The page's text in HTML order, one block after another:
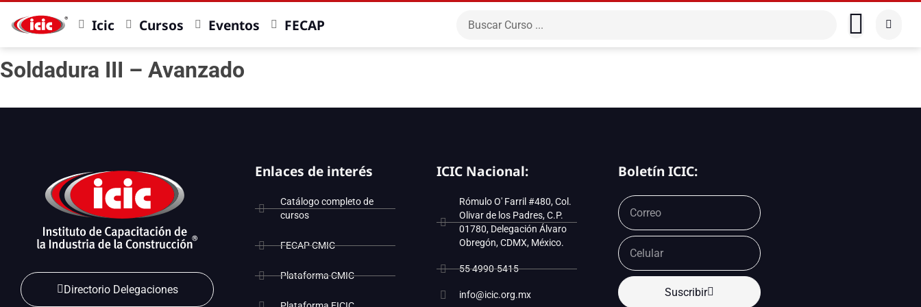
Icic Cursos Eventos FECAP
Soldadura III – Avanzado
Directorio Delegaciones
Enlaces de interés
Catálogo completo de
cursos
FECAP CMIC
Plataforma CMIC
ICIC Nacional:
Rómulo O' Farril #480, Col.
Olivar de los Padres, C.P.
01780, Delegación Álvaro
Obregón, CDMX, México.
55 4990-5415
info@icic.org.mx
Boletín ICIC:
Suscribir